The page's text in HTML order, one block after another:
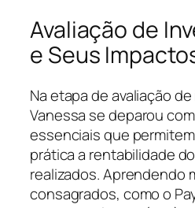
Avaliação de
e Seus
Na etapa de avaliação
Vanessa se deparou
essenciais que
prática a rentabilidade
realizados. Aprendendo
consagrados, como o